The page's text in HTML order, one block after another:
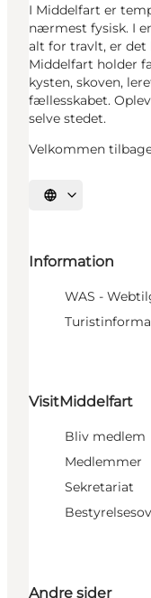
I Middelfart er
nærmest fysisk. I
alt for travlt, er det
Middelfart holder
kysten, skoven,
fællesskabet.
selve stedet.
Velkommen
Vælg sprog
Information
WAS -
VisitMiddelfart
Bliv medlem
Medlemmer
Sekretariat
Andre sider